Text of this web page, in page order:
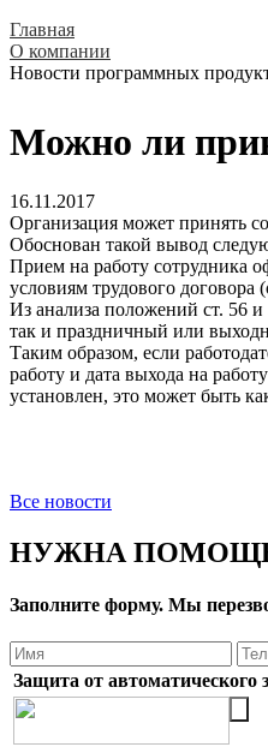
Главная
О компании
Новости программных
Можно ли
16.11.2017
Организация может принять
Обоснован такой вывод
Прием на работу сотрудника
условиям трудового
Из анализа положений ст. 56
так и праздничный или
Таким образом, если
работу и дата выхода на
установлен, это может быть
Все новости
НУЖНА ПОМОЩЬ
Заполните форму. Мы
Защита от автоматического